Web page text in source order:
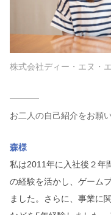
株式会社ディー・エヌ・
お二人の自己紹介をお願い
森様
私は2011年に入社後２年
の経験を活かし、ゲーム
ました。さらに、事業に